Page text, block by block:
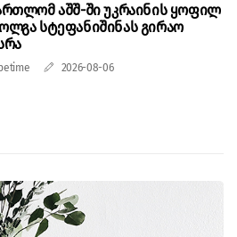
აშშ-ში უკრაინის ყოფილ
სტეფანიშინას გირაო
2026-08-06